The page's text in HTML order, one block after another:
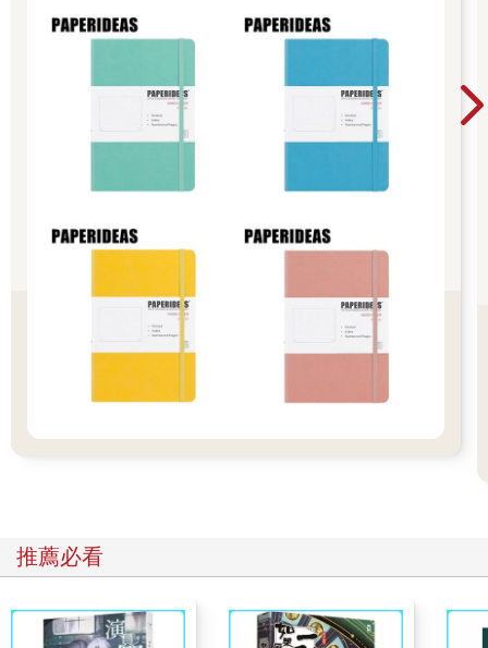
看到這，你想放棄了嗎？
但是，希望你能退一步思考。
然而，很多人都是靠經驗法則，或是憑直覺。
「才錄取沒多久，又離職了……」
這也是人生。
雖然笑著說「順其自然」很簡單，但是以大局來看，不斷重複錯
誤的選擇，不僅是對個人，對社會整體都是很大的損失。
「這本來就是個沒有答案的世界。」
「看人的眼光是種感覺，沒辦法鍛鍊的啦！」
我就是在總公司位於瑞士，宛若祕密社團的「億康先達」公司，
學習並實踐這套做法。
鑑別人才的世界級頂峰集團
推薦必看